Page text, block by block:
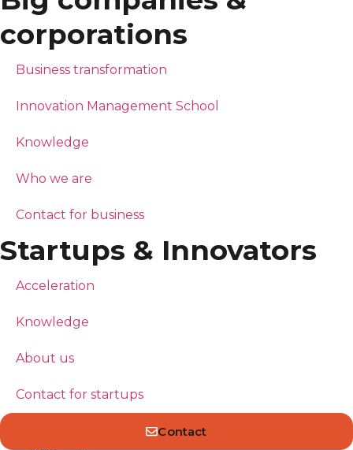
corporations
Business transformation
Innovation Management School
Knowledge
Who we are
Contact for business
Startups & Innovators
Acceleration
Knowledge
About us
Contact for startups
Contact